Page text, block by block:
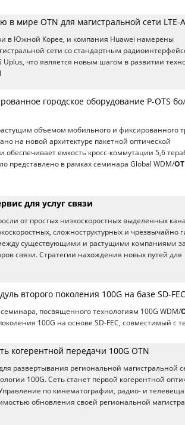
мире OTN для магистральной сети LTE-A
в Южной Корее, и компания Huawei намерены
сети со стандартным
Uplus, что является новым шагом в развитии
городское оборудование P-OTS
объемом мобильного и фиксированного
на новой архитектуре пакетной оптической
и обеспечивает емкость кросс-коммутации 5,6
представлено в рамках семинара Global WDM/
для услуг связи
от простых низкоскоростных выделенных
сложноструктурных и чрезвычайно
существующими и растущими компаниями
связи. Стратегии нахождения новых путей для
второго поколения 100G на базе SD-FEC
посвященного технологиям 100G WDM/
100G на основе SD-FEC, совместимый с
когерентной передачи 100G OTN
развертывания региональной магистральной
100G. Сеть станет первой когерентной
по кинематографии, радио- и
обновления своей региональной